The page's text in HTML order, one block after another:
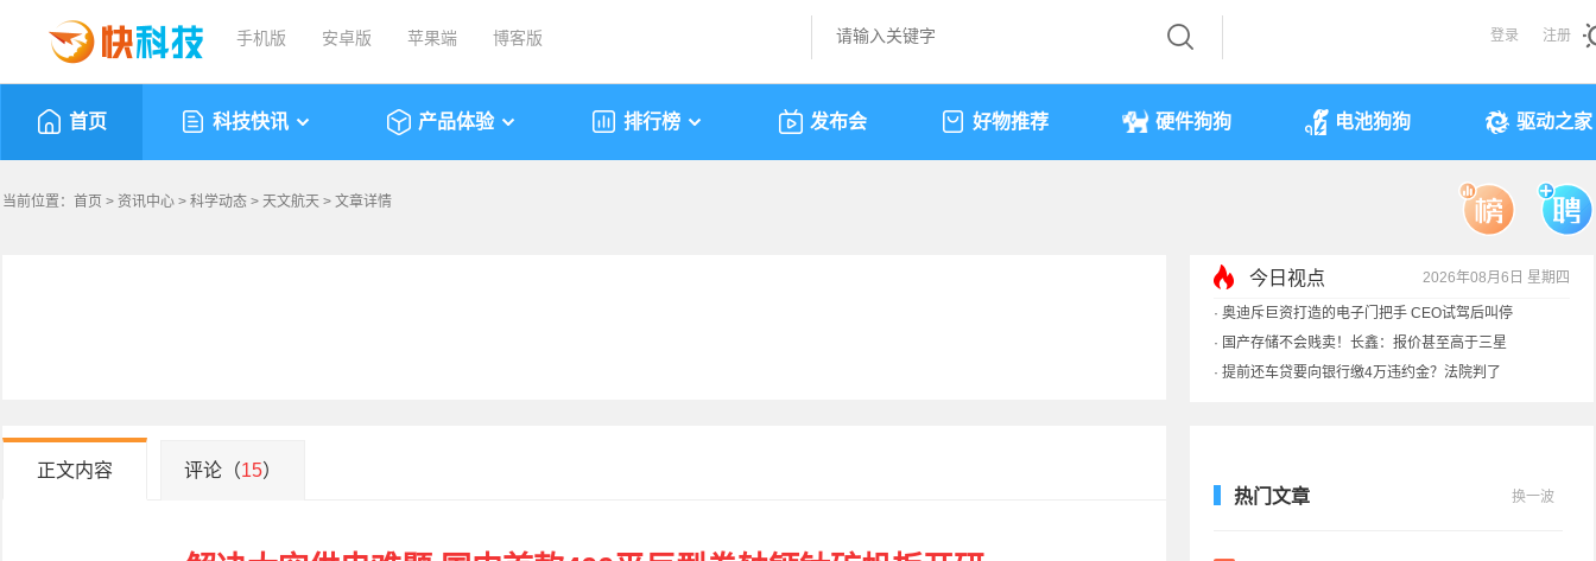
手机版 安卓版 苹果端 博客版 登录 注册
首页 科技快讯 产品体验 排行榜 发布会 好物推荐 硬件狗狗 电池狗狗 驱动之家
当前位置： 首页 > 资讯中心 > 科学动态 > 天文航天 > 文章详情
今日视点 2026年08月6日 星期四
· 奥迪斥巨资打造的电子门把手 CEO试驾后叫停
· 国产存储不会贱卖！长鑫：报价甚至高于三星
· 提前还车贷要向银行缴4万违约金？法院判了
正文内容 评论（15）
热门文章 换一波